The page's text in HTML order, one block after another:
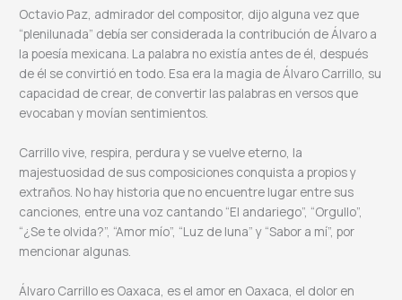
Octavio Paz, admirador del compositor, dijo alguna vez que
“plenilunada” debía ser considerada la contribución de Álvaro a
la poesía mexicana. La palabra no existía antes de él, después
de él se convirtió en todo. Esa era la magia de Álvaro Carrillo, su
capacidad de crear, de convertir las palabras en versos que
evocaban y movían sentimientos.
Carrillo vive, respira, perdura y se vuelve eterno, la
majestuosidad de sus composiciones conquista a propios y
extraños. No hay historia que no encuentre lugar entre sus
canciones, entre una voz cantando “El andariego”, “Orgullo”,
“¿Se te olvida?”, “Amor mío”, “Luz de luna” y “Sabor a mí”, por
mencionar algunas.
Álvaro Carrillo es Oaxaca, es el amor en Oaxaca, el dolor en